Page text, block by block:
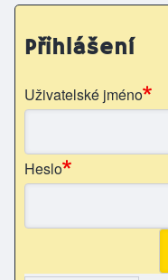
Přihlášení
Uživatelské jméno
Heslo